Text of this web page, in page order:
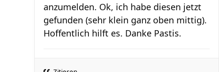
anzumelden. Ok, ich habe diesen jetzt
gefunden (sehr klein ganz oben mittig).
Hoffentlich hilft es. Danke Pastis.